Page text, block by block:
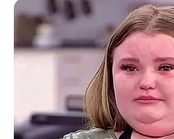
pode perceber a flor de